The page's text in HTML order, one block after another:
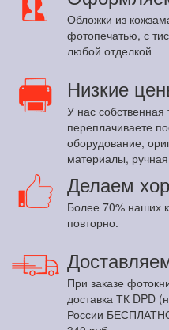
Обложки из
фотопечатью, с
любой отделкой
Низкие
У нас
переплачиваете
оборудование,
материалы, ручная
Делаем
Более 70% наших
повторно.
При заказе
доставка ТК DPD
России